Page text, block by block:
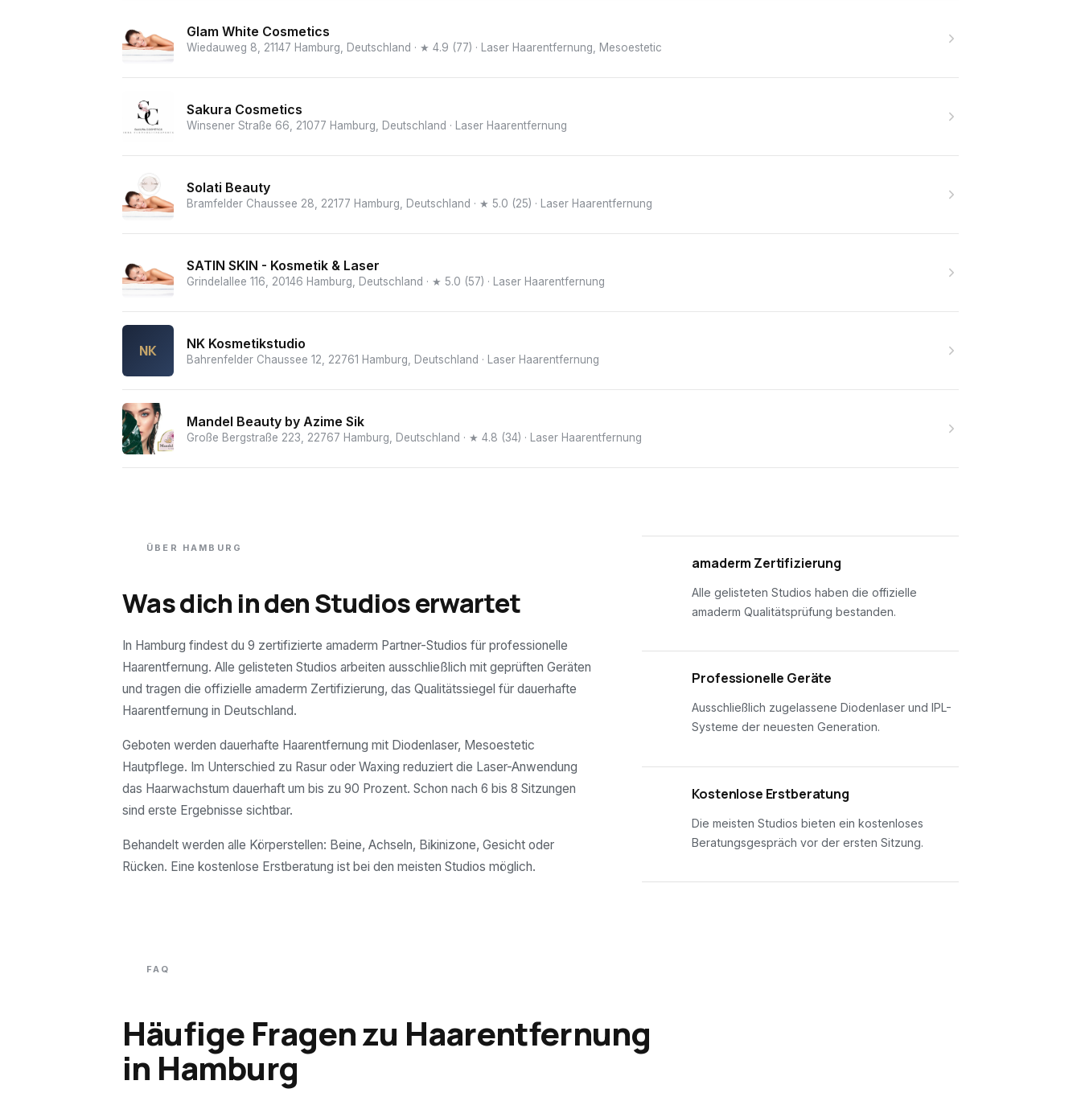
Glam White Cosmetics
Wiedauweg 8, 21147 Hamburg, Deutschland · ★ 4.9 (77) · Laser Haarentfernung, Mesoestetic
Sakura Cosmetics
Winsener Straße 66, 21077 Hamburg, Deutschland · Laser Haarentfernung
Solati Beauty
Bramfelder Chaussee 28, 22177 Hamburg, Deutschland · ★ 5.0 (25) · Laser Haarentfernung
SATIN SKIN - Kosmetik & Laser
Grindelallee 116, 20146 Hamburg, Deutschland · ★ 5.0 (57) · Laser Haarentfernung
NK NK Kosmetikstudio
Bahrenfelder Chaussee 12, 22761 Hamburg, Deutschland · Laser Haarentfernung
Mandel Beauty by Azime Sik
Große Bergstraße 223, 22767 Hamburg, Deutschland · ★ 4.8 (34) · Laser Haarentfernung
ÜBER HAMBURG
Was dich in den Studios erwartet
In Hamburg findest du 9 zertifizierte amaderm Partner-Studios für professionelle
Haarentfernung. Alle gelisteten Studios arbeiten ausschließlich mit geprüften Geräten
und tragen die offizielle amaderm Zertifizierung, das Qualitätssiegel für dauerhafte
Haarentfernung in Deutschland.
Geboten werden dauerhafte Haarentfernung mit Diodenlaser, Mesoestetic
Hautpflege. Im Unterschied zu Rasur oder Waxing reduziert die Laser-Anwendung
das Haarwachstum dauerhaft um bis zu 90 Prozent. Schon nach 6 bis 8 Sitzungen
sind erste Ergebnisse sichtbar.
Behandelt werden alle Körperstellen: Beine, Achseln, Bikinizone, Gesicht oder
Rücken. Eine kostenlose Erstberatung ist bei den meisten Studios möglich.
amaderm Zertifizierung
Alle gelisteten Studios haben die offizielle
amaderm Qualitätsprüfung bestanden.
Professionelle Geräte
Ausschließlich zugelassene Diodenlaser und IPL-
Systeme der neuesten Generation.
Kostenlose Erstberatung
Die meisten Studios bieten ein kostenloses
Beratungsgespräch vor der ersten Sitzung.
FAQ
Häufige Fragen zu Haarentfernung
in Hamburg